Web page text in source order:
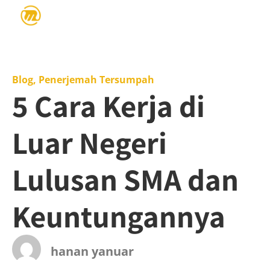
Blog, Penerjemah Tersumpah
5 Cara Kerja di
Luar Negeri
Lulusan SMA dan
Keuntungannya
hanan yanuar